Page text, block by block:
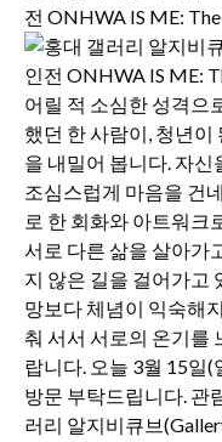
전 ONHWA IS ME: The